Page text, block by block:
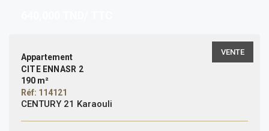
VENTE
Appartement
CITE ENNASR 2
190 m²
Réf: 114121
CENTURY 21 Karaouli